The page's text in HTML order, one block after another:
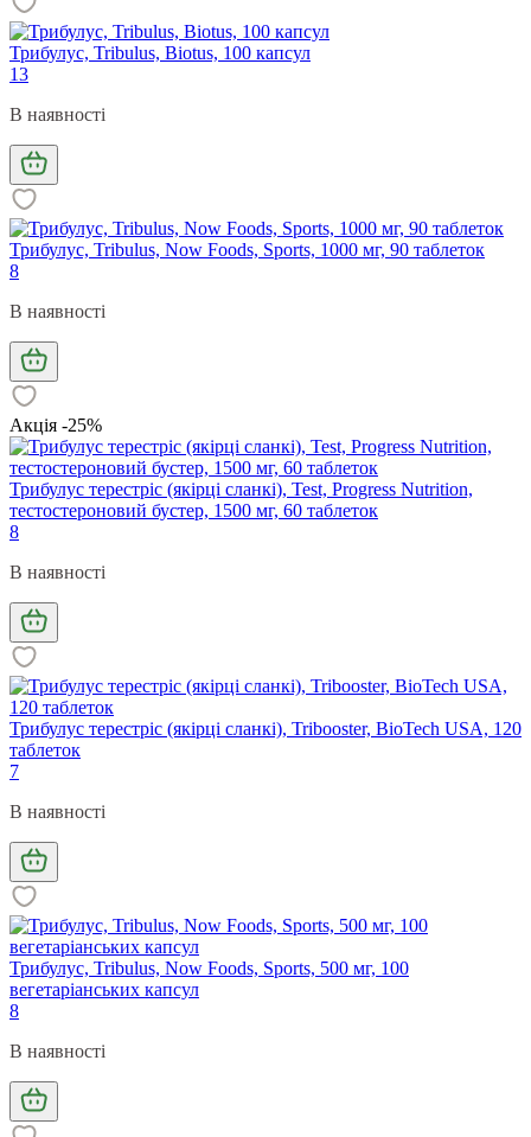
Трибулус, Tribulus, Biotus, 100 капсул
13
В наявності
Трибулус, Tribulus, Now Foods, Sports, 1000 мг, 90 таблеток
8
В наявності
Акція -25%
Трибулус терестріс (якірці сланкі), Test, Progress Nutrition,
тестостероновий бустер, 1500 мг, 60 таблеток
8
В наявності
Трибулус терестріс (якірці сланкі), Tribooster, BioTech USA, 120
таблеток
7
В наявності
Трибулус, Tribulus, Now Foods, Sports, 500 мг, 100
вегетаріанських капсул
8
В наявності